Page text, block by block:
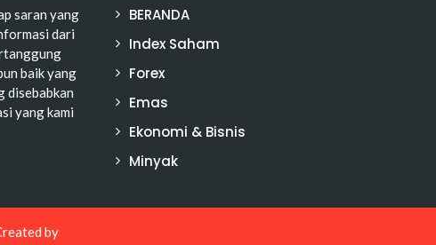
saran yang
dari
baik yang
disebabkan
yang kami
BERANDA
Index Saham
Forex
Emas
Ekonomi & Bisnis
Minyak
by